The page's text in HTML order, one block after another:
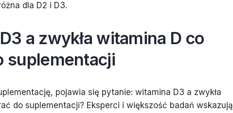
dla D2 i D3.
a zwykła witamina D co
suplementacji
pojawia się pytanie: witamina D3 a zwykła
do suplementacji? Eksperci i większość badań wskazują